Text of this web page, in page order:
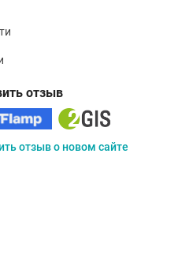
отзыв
отзыв о новом сайте